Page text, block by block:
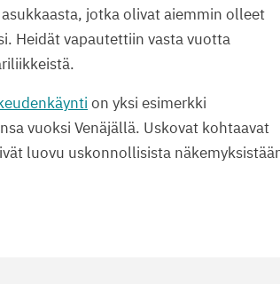
jotka olivat aiemmin olleet
Heidät vapautettiin vasta vuotta
on yksi esimerkki
vuoksi Venäjällä. Uskovat kohtaavat
luovu uskonnollisista